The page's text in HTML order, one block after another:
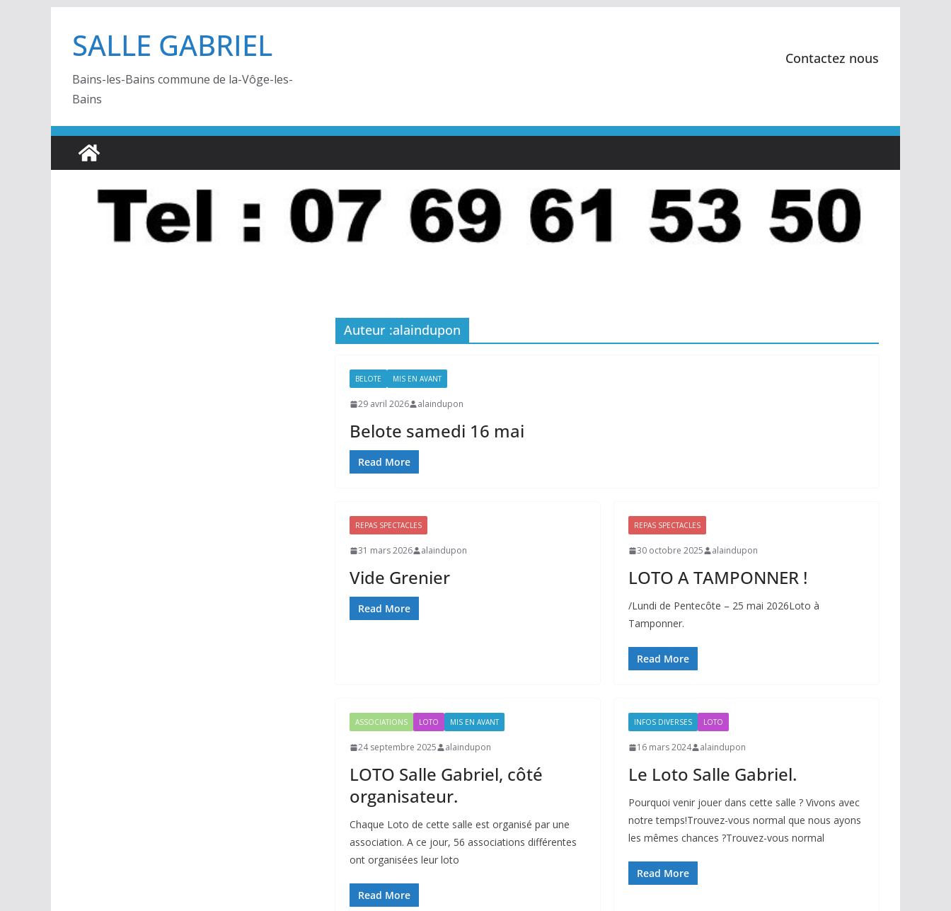
contenu
SALLE GABRIEL
Bains-les-Bains commune de la-Vôge-les-
Bains
Contactez nous
Auteur :alaindupon
BELOTE MIS EN AVANT
29 avril 2026 alaindupon
Belote samedi 16 mai
Read More
REPAS SPECTACLES
31 mars 2026 alaindupon
Vide Grenier
Read More
REPAS SPECTACLES
30 octobre 2025 alaindupon
LOTO A TAMPONNER !
/Lundi de Pentecôte – 25 mai 2026Loto à
Tamponner.
Read More
ASSOCIATIONS LOTO MIS EN AVANT
24 septembre 2025 alaindupon
LOTO Salle Gabriel, côté
organisateur.
Chaque Loto de cette salle est organisé par une
association. A ce jour, 56 associations différentes
ont organisées leur loto
Read More
INFOS DIVERSES LOTO
16 mars 2024 alaindupon
Le Loto Salle Gabriel.
Pourquoi venir jouer dans cette salle ? Vivons avec
notre temps!Trouvez-vous normal que nous ayons
les mêmes chances ?Trouvez-vous normal
Read More